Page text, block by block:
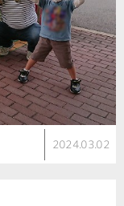
2024.03.02